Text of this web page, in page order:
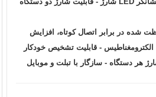
شده در برابر اتصال کوتاه، افزایش
الکترومغناطیس - قابلیت تشخیص خودکار
هر دستگاه - سازگار با تبلت و موبایل